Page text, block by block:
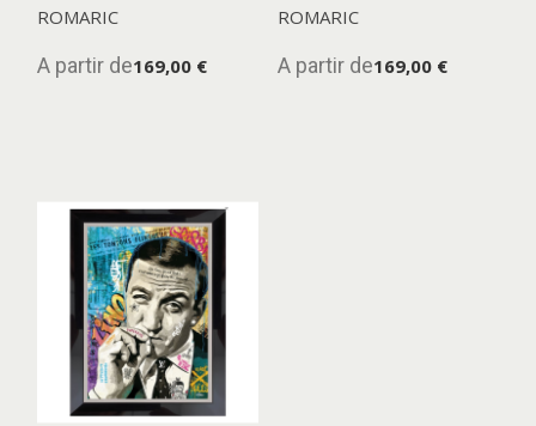
ROMARIC
A partir de169,00 €
ROMARIC
A partir de169,00 €